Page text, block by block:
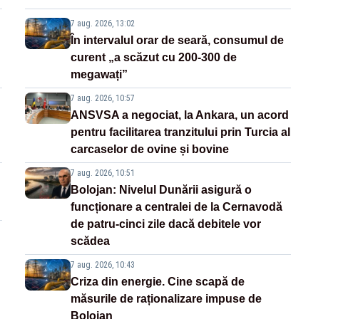
7 aug. 2026, 13:02
În intervalul orar de seară, consumul de
curent „a scăzut cu 200-300 de
megawați”
7 aug. 2026, 10:57
ANSVSA a negociat, la Ankara, un acord
pentru facilitarea tranzitului prin Turcia al
carcaselor de ovine și bovine
7 aug. 2026, 10:51
Bolojan: Nivelul Dunării asigură o
funcționare a centralei de la Cernavodă
de patru-cinci zile dacă debitele vor
scădea
7 aug. 2026, 10:43
Criza din energie. Cine scapă de
măsurile de raționalizare impuse de
Bolojan